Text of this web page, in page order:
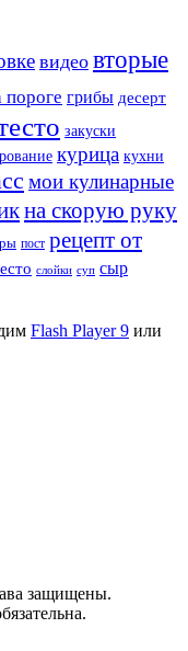
видео вторые
пороге грибы десерт
закуски
курица кухни
мои кулинарные
на скорую руку
пост рецепт от
слойки суп сыр
Flash Player 9 или
защищены.